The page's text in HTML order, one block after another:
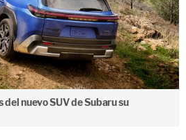
del nuevo SUV de Subaru su